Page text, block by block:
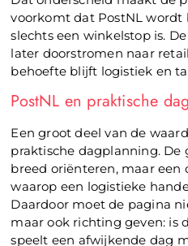
voorkomt dat PostNL wordt
slechts een winkelstop is.
later doorstromen naar
behoefte blijft logistiek en
PostNL en praktische
Een groot deel van de
praktische dagplanning.
breed oriënteren, maar
waarop een logistieke
Daardoor moet de pagina
maar ook richting geven: is
speelt een afwijkende dag